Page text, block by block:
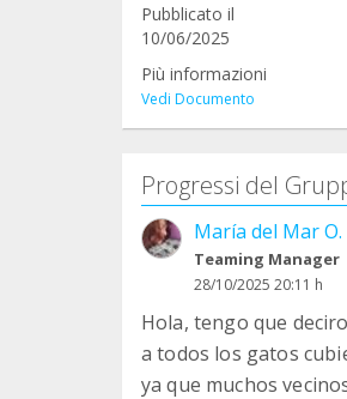
Pubblicato il
10/06/2025
Più informazioni
Vedi Documento
Progressi del
María del Mar O.
Teaming Manager
28/10/2025 20:11 h
Hola, tengo que
a todos los gatos
ya que muchos